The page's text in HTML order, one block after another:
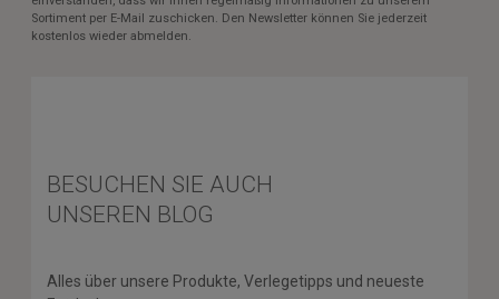
Sortiment per E-Mail zuschicken. Den Newsletter können Sie jederzeit
kostenlos wieder abmelden.
BESUCHEN SIE AUCH
UNSEREN BLOG
Alles über unsere Produkte, Verlegetipps und neueste